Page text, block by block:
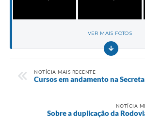
VER MAIS FOTOS
NOTÍCIA MAIS RECENTE
Cursos em andamento na
NOTÍCIA
Sobre a duplicação da